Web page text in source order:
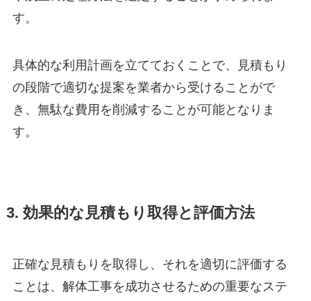
す。
具体的な利用計画を立てておくことで、見積もり
の段階で適切な提案を業者から受けることがで
き、無駄な費用を削減することが可能となりま
す。
3. 効果的な見積もり取得と評価方法
正確な見積もりを取得し、それを適切に評価する
ことは、解体工事を成功させるための重要なステ